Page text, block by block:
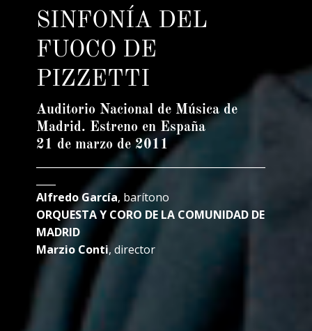
SINFONÍA DEL
FUOCO DE
PIZZETTI
Auditorio Nacional de Música de
Madrid. Estreno en España
21 de marzo de 2011
_______________________________________________
Alfredo García, barítono
ORQUESTA Y CORO DE LA COMUNIDAD DE
MADRID
Marzio Conti, director